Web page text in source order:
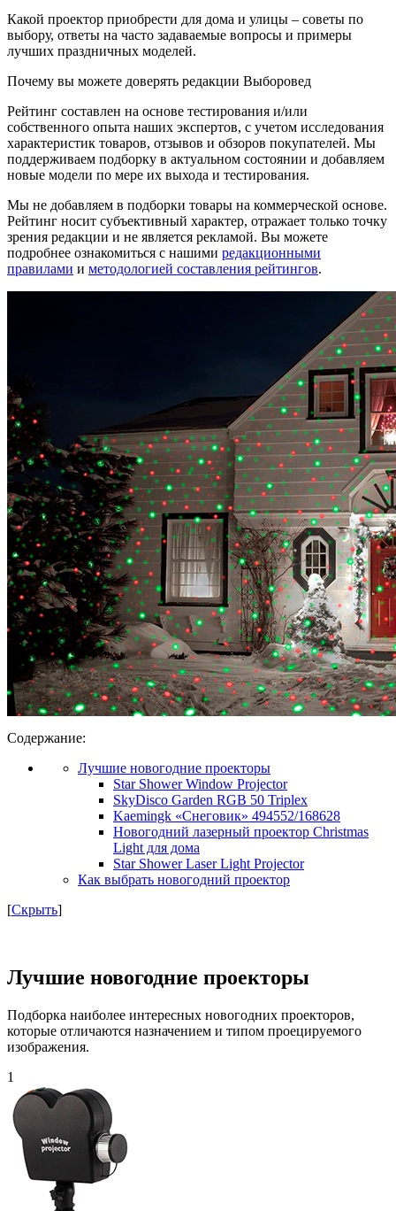
Какой проектор приобрести для дома и улицы – советы по
выбору, ответы на часто задаваемые вопросы и примеры
лучших праздничных моделей.
Почему вы можете доверять редакции Выборовед
Рейтинг составлен на основе тестирования и/или
собственного опыта наших экспертов, с учетом исследования
характеристик товаров, отзывов и обзоров покупателей. Мы
поддерживаем подборку в актуальном состоянии и добавляем
новые модели по мере их выхода и тестирования.
Мы не добавляем в подборки товары на коммерческой основе.
Рейтинг носит субъективный характер, отражает только точку
зрения редакции и не является рекламой. Вы можете
подробнее ознакомиться с нашими редакционными
правилами и методологией составления рейтингов.
Содержание:
Лучшие новогодние проекторы
Star Shower Window Projector
SkyDisco Garden RGB 50 Triplex
Kaemingk «Снеговик» 494552/168628
Новогодний лазерный проектор Christmas
Light для дома
Star Shower Laser Light Projector
Как выбрать новогодний проектор
[Скрыть]
Лучшие новогодние проекторы
Подборка наиболее интересных новогодних проекторов,
которые отличаются назначением и типом проецируемого
изображения.
1